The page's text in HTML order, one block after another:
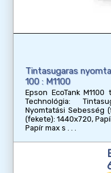
Tintasugaras
100 : M1100
Epson EcoTank
Technológia:
Nyomtatási Sebesség
(fekete): 1440x720,
Papír max s